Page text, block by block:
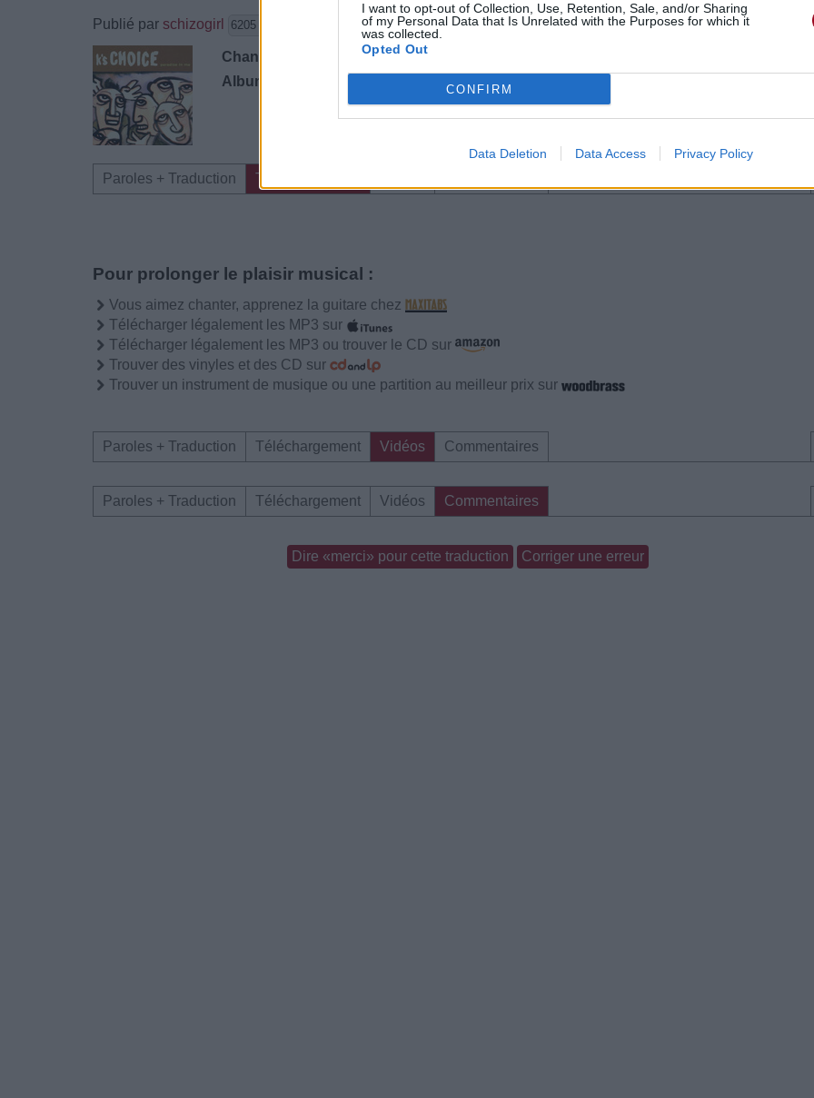
I want to opt-out of Collection, Use, Retention, Sale, and/or Sharing
of my Personal Data that Is Unrelated with the Purposes for which it
was collected.
Opted Out
CONFIRM
Data Deletion Data Access Privacy Policy
Publié par schizogirl 6205 le 23 mai 2004 à 22h29.
Chanteurs :
K's Choice
Albums :
Paroles + Traduction Téléchargement
Pour prolonger le plaisir musical :
Vous aimez chanter, apprenez la guitare chez
Télécharger légalement les MP3 sur
Télécharger légalement les MP3 ou trouver le CD sur
Trouver des vinyles et des CD sur
Trouver un instrument de musique ou une partition au meilleur prix sur
Paroles + Traduction Téléchargement Vidéos Commentaires
Paroles + Traduction Téléchargement Vidéos Commentaires
Dire «merci» pour cette traduction Corriger une erreur